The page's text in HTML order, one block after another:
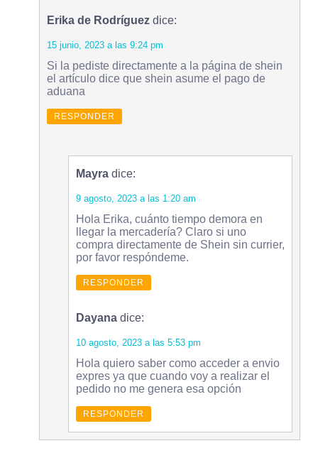
Erika de Rodríguez dice:
15 junio, 2023 a las 9:24 pm
Si la pediste directamente a la página de shein
el artículo dice que shein asume el pago de
aduana
RESPONDER
Mayra dice:
9 agosto, 2023 a las 1:20 am
Hola Erika, cuánto tiempo demora en
llegar la mercadería? Claro si uno
compra directamente de Shein sin currier,
por favor respóndeme.
RESPONDER
Dayana dice:
10 agosto, 2023 a las 5:53 pm
Hola quiero saber como acceder a envio
expres ya que cuando voy a realizar el
pedido no me genera esa opción
RESPONDER